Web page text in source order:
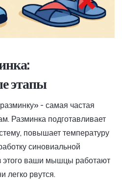
этапы
- самая частая
Разминка подготавливает
повышает температуру
синовиальной
этого ваши мышцы работают
легко рвутся.